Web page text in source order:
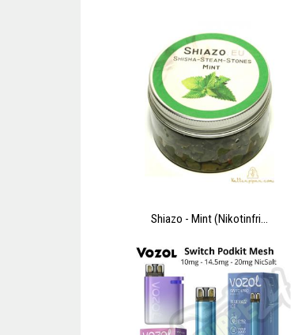
Shiazo - Mint (Nikotinfri...